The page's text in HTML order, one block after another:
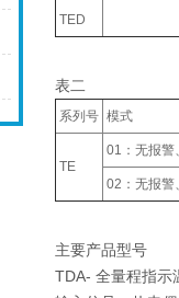
TED
表二
系列号 模式
TE
01：无报警
02：无报警
主要产品型号
TDA- 全量程指示